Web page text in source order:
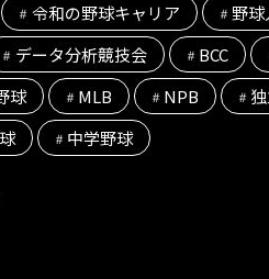
令和の野球キャリア
野球
データ分析競技会 BCC
球 MLB NPB
中学野球